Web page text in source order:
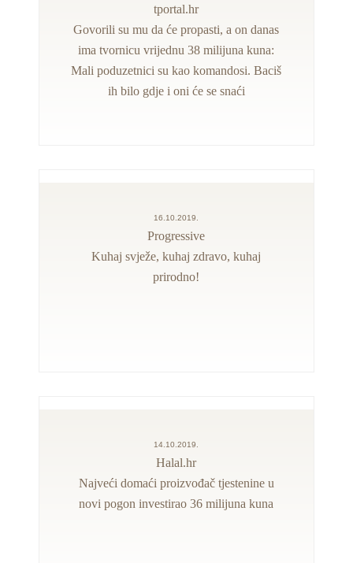
tportal.hr
Govorili su mu da će propasti, a on danas
ima tvornicu vrijednu 38 milijuna kuna:
Mali poduzetnici su kao komandosi. Baciš
ih bilo gdje i oni će se snaći
16.10.2019.
Progressive
Kuhaj svježe, kuhaj zdravo, kuhaj
prirodno!
14.10.2019.
Halal.hr
Najveći domaći proizvođač tjestenine u
novi pogon investirao 36 milijuna kuna